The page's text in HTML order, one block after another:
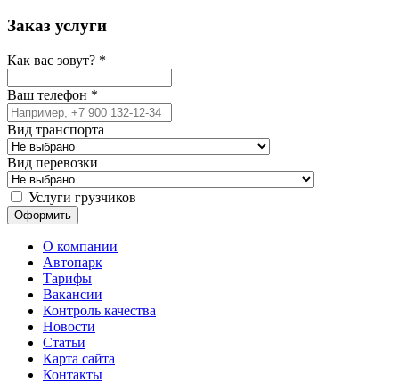
Заказ услуги
Как вас зовут? *
Ваш телефон *
Вид транспорта
Вид перевозки
Услуги грузчиков
О компании
Автопарк
Тарифы
Вакансии
Контроль качества
Новости
Статьи
Карта сайта
Контакты